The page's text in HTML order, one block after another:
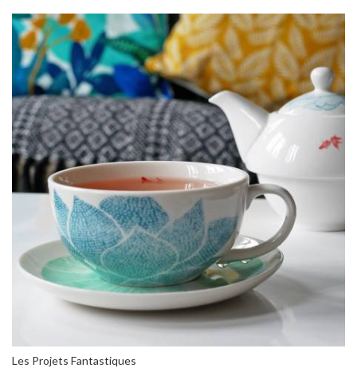
Les Projets Fantastiques